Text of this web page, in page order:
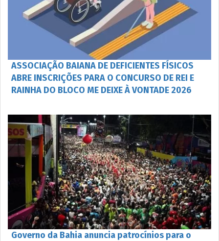
ASSOCIAÇÃO BAIANA DE DEFICIENTES FÍSICOS
ABRE INSCRIÇÕES PARA O CONCURSO DE REI E
RAINHA DO BLOCO ME DEIXE À VONTADE 2026
Governo da Bahia anuncia patrocínios para o